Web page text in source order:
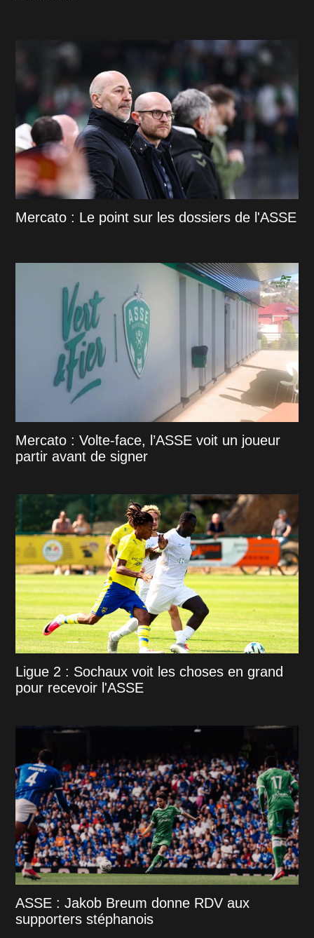
Mercato : Le point sur les dossiers de l'ASSE
Mercato : Volte-face, l’ASSE voit un joueur
partir avant de signer
Ligue 2 : Sochaux voit les choses en grand
pour recevoir l'ASSE
ASSE : Jakob Breum donne RDV aux
supporters stéphanois